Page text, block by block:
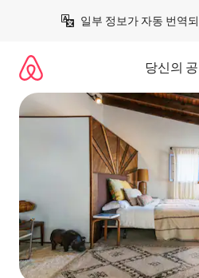
일부 정보가 자동 번역
당신의